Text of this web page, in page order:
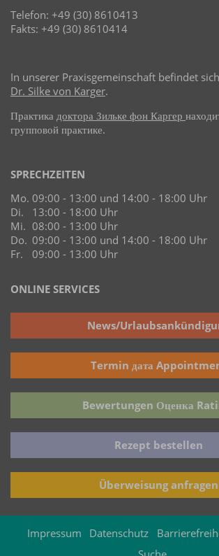
Telefon: +49 (30) 8610413
Fakts: +49 (30) 8610414
In unserer Praxisgemeinschaft befindet
Dr. Silke von Karger.
Практика доктора Зильке фон Каргер
групповой практике.
SPRECHZEITEN
Mo. 09:00 - 13:00 und 14:00 - 18:00 Uhr
Di.
13:00 - 18:00 Uhr
Mi. 08:00 - 13:00 Uhr
Do. 09:00 - 13:00 und 14:00 - 18:00 Uhr
Fr.
09:00 - 13:00 Uhr
ONLINE SERVICES
News/
Termin дата
Bewertungen Оценка
Rezept bestellen
Überweisung anfragen
Impressum Datenschutz